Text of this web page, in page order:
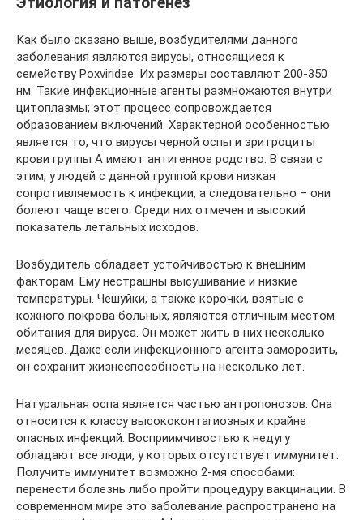
Как было сказано выше, возбудителями данного
заболевания являются вирусы, относящиеся к
семейству Poxviridae. Их размеры составляют 200-350
нм. Такие инфекционные агенты размножаются внутри
цитоплазмы; этот процесс сопровождается
образованием включений. Характерной особенностью
является то, что вирусы черной оспы и эритроциты
крови группы A имеют антигенное родство. В связи с
этим, у людей с данной группой крови низкая
сопротивляемость к инфекции, а следовательно – они
болеют чаще всего. Среди них отмечен и высокий
показатель летальных исходов.
Возбудитель обладает устойчивостью к внешним
факторам. Ему нестрашны высушивание и низкие
температуры. Чешуйки, а также корочки, взятые с
кожного покрова больных, являются отличным местом
обитания для вируса. Он может жить в них несколько
месяцев. Даже если инфекционного агента заморозить,
он сохранит жизнеспособность на несколько лет.
Натуральная оспа является частью антропонозов. Она
относится к классу высококонтагиозных и крайне
опасных инфекций. Восприимчивостью к недугу
обладают все люди, у которых отсутствует иммунитет.
Получить иммунитет возможно 2-мя способами:
перенести болезнь либо пройти процедуру вакцинации. В
современном мире это заболевание распространено на